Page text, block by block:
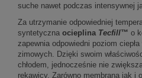
suche nawet podczas intensywnej
Za utrzymanie odpowiedniej
syntetyczna ocieplina Tecfill™ o
zapewnia odpowiedni poziom
zimowych. Dzięki swoim
chłodem, jednocześnie nie
rękawicy. Zarówno membrana jak i